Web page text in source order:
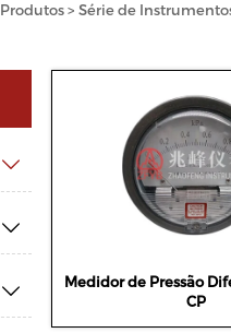
Produtos>Série de



Medidor de Pressão
CP